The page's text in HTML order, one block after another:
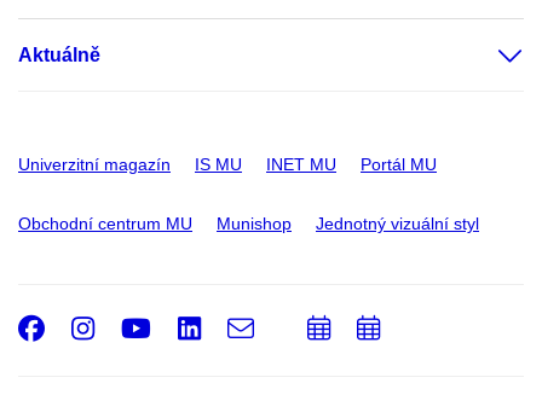
Aktuálně
Univerzitní magazín IS MU INET MU Portál MU
Obchodní centrum MU Munishop Jednotný vizuální styl
Facebook
Instagram
Youtube
LinkedIn
e-
Email
PřidatPřidat